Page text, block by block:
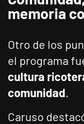
memoria
Otro de los
el programa
cultura
comunidad.
Caruso